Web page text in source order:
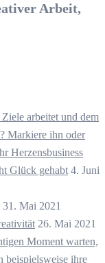
Arbeit,
arbeitet und dem
Markiere ihn oder
Herzensbusiness
Glück gehabt 4. Juni
31. Mai 2021
26. Mai 2021
Moment warten,
beispielsweise ihre